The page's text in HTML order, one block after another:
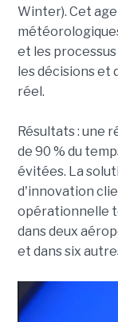
Winter). Cet
et les
les décisions et
réel.
Résultats : une
de 90 % du
évitées. La
d'innovation
opérationnelle
dans deux
et dans six